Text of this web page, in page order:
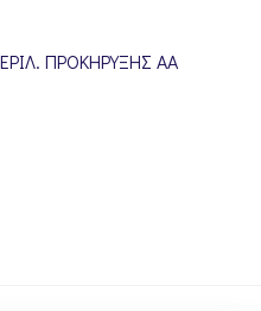
ΠΡΟΚΗΡΥΞΗΣ ΑΑ